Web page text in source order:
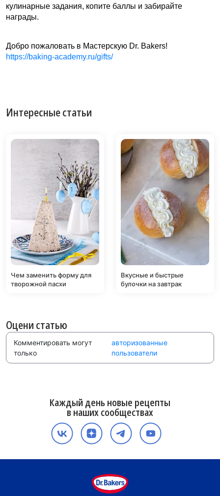
кулинарные задания, копите баллы и забирайте
награды.
Добро пожаловать в Мастерскую Dr. Bakers!
https://baking-academy.ru/gifts/
Интересные статьи
Чем заменить форму для
творожной пасхи
Вкусные и быстрые
булочки на завтрак
Оцени статью
Комментировать могут
только
авторизованные
пользователи
Каждый день новые рецепты
в наших сообществах